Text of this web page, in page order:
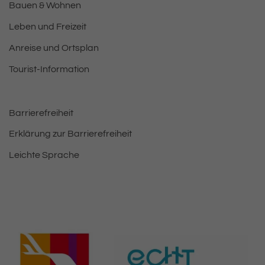
Bauen & Wohnen
Leben und Freizeit
Anreise und Ortsplan
Tourist-Information
Barrierefreiheit
Erklärung zur Barrierefreiheit
Leichte Sprache